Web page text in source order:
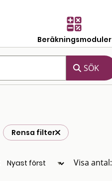
Beräkningsmoduler
Rensa filter
Visa antal: